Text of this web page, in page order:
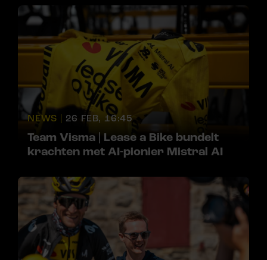
NEWS | 26 FEB, 16:45
Team Visma | Lease a Bike bundelt
krachten met AI-pionier Mistral AI